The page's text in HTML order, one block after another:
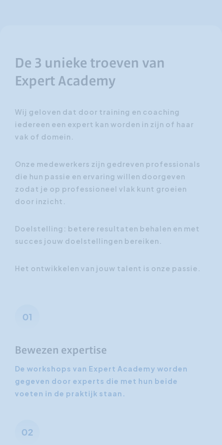
De 3 unieke troeven van
Expert Academy
Wij geloven dat door training en coaching
iedereen een expert kan worden in zijn of haar
vak of domein.
Onze medewerkers zijn gedreven professionals
die hun passie en ervaring willen doorgeven
zodat je op professioneel vlak kunt groeien
door inzicht.
Doelstelling: betere resultaten behalen en met
succes jouw doelstellingen bereiken.
Het ontwikkelen van jouw talent is onze passie.
01
Bewezen expertise
De workshops van Expert Academy worden
gegeven door experts die met hun beide
voeten in de praktijk staan.
02